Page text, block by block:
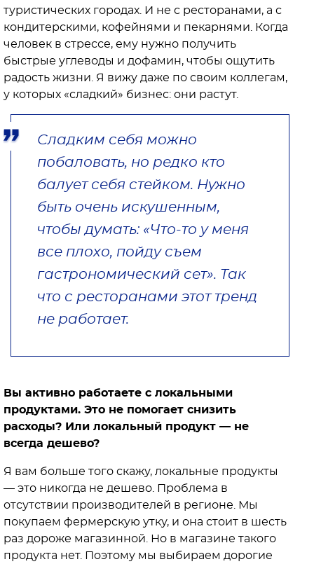
туристических городах. И не с ресторанами, а с
кондитерскими, кофейнями и пекарнями. Когда
человек в стрессе, ему нужно получить
быстрые углеводы и дофамин, чтобы ощутить
радость жизни. Я вижу даже по своим коллегам,
у которых «сладкий» бизнес: они растут.
Сладким себя можно
побаловать, но редко кто
балует себя стейком. Нужно
быть очень искушенным,
чтобы думать: «Что-то у меня
все плохо, пойду съем
гастрономический сет». Так
что с ресторанами этот тренд
не работает.
Вы активно работаете с локальными
продуктами. Это не помогает снизить
расходы? Или локальный продукт — не
всегда дешево?
Я вам больше того скажу, локальные продукты
— это никогда не дешево. Проблема в
отсутствии производителей в регионе. Мы
покупаем фермерскую утку, и она стоит в шесть
раз дороже магазинной. Но в магазине такого
продукта нет. Поэтому мы выбираем дорогие